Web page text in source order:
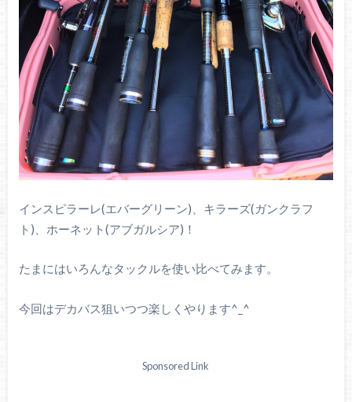
インスピラーレ(エバーグリーン)、キラーズ(ガンクラフ
ト)、ホーネット(アブガルシア)！
たまにはいろんなタックルを使い比べてみます。
今回はデカバス狙いつつ楽しくやります^_^
Sponsored Link